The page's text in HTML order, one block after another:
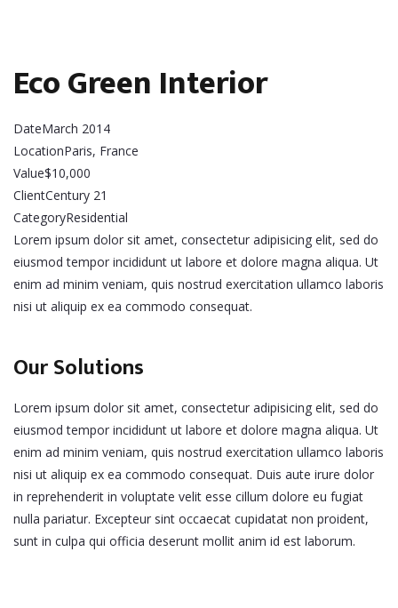
Eco Green Interior
DateMarch 2014
LocationParis, France
Value$10,000
ClientCentury 21
CategoryResidential
Lorem ipsum dolor sit amet, consectetur adipisicing elit, sed do
eiusmod tempor incididunt ut labore et dolore magna aliqua. Ut
enim ad minim veniam, quis nostrud exercitation ullamco laboris
nisi ut aliquip ex ea commodo consequat.
Our Solutions
Lorem ipsum dolor sit amet, consectetur adipisicing elit, sed do
eiusmod tempor incididunt ut labore et dolore magna aliqua. Ut
enim ad minim veniam, quis nostrud exercitation ullamco laboris
nisi ut aliquip ex ea commodo consequat. Duis aute irure dolor
in reprehenderit in voluptate velit esse cillum dolore eu fugiat
nulla pariatur. Excepteur sint occaecat cupidatat non proident,
sunt in culpa qui officia deserunt mollit anim id est laborum.